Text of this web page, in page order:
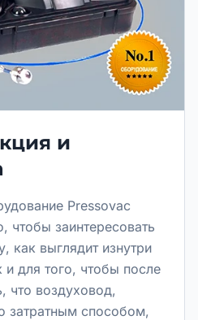
и
Pressovac
чтобы заинтересовать
как выглядит изнутри
и для того, чтобы после
что воздуховод,
затратным способом,